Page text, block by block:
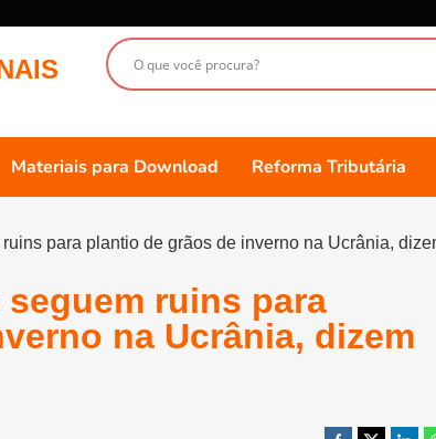
Materiais para Download Reforma Tributária
para plantio de grãos de inverno na Ucrânia,
ruins para
na Ucrânia, dizem